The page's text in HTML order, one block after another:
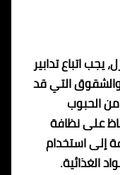
يجب اتباع تدابير
التي قد
الحبوب
على نظافة
إلى استخدام
الغذائية.